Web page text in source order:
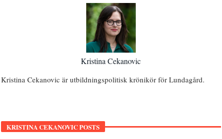
Kristina Cekanovic
Kristina Cekanovic är utbildningspolitisk krönikör för Lundagård.
KRISTINA CEKANOVIC POSTS